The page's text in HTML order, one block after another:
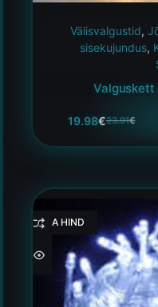
Välisvalgustid,
sisekujundus,
Valguskett
23.91€
19.98€
HEA HIND